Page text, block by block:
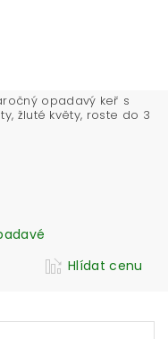
opadavý keř s
žluté květy, roste do 3
Hlídat cenu